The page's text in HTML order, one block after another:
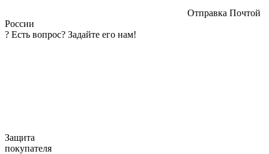
Отправка Почтой
России
? Есть вопрос? Задайте его нам!
Защита
покупателя